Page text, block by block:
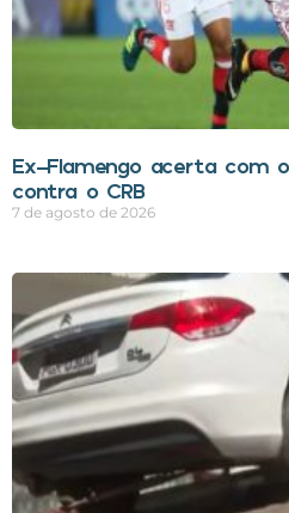
Ex-Flamengo acerta com
contra o CRB
7 de agosto de 2026